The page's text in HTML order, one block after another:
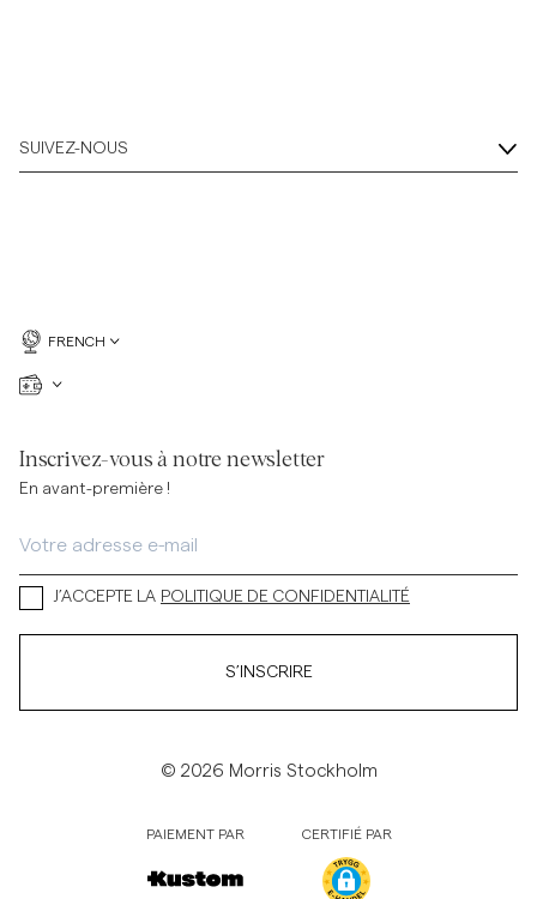
SUIVEZ-NOUS
FRENCH
Inscrivez-vous à notre newsletter
En avant-première !
J’ACCEPTE LA POLITIQUE DE CONFIDENTIALITÉ
S’INSCRIRE
© 2026 Morris Stockholm
PAIEMENT PAR CERTIFIÉ PAR